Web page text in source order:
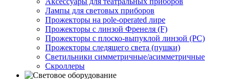
Лампы для световых приборов
Прожекторы на pole-operated лире
Прожекторы с линзой Френеля (F)
Прожекторы с плоско-выпуклой линзой (PC)
Прожекторы следящего света (пушки)
Светильники симметричные/асимметричные
Скроллеры